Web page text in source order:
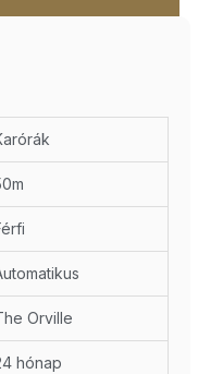
Orville
hónap